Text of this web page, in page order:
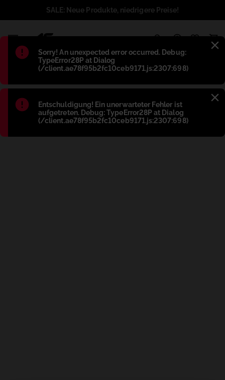
Błąd:
Sorry! An unexpected error occurred. Debug:
TypeError28P at Dialog
(/client.ae78f95b2fc10ceb9171.js:2307:698)
Błąd:
Entschuldigung! Ein unerwarteter Fehler ist
aufgetreten. Debug: TypeError28P at Dialog
(/client.ae78f95b2fc10ceb9171.js:2307:698)
SALE: Neue Produkte, niedrigere Preise!